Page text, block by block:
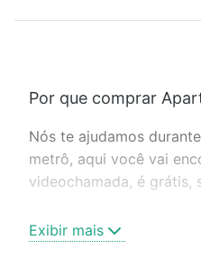
Por que comprar
Nós te ajudamos
metrô, aqui você vai
videochamada, é
Exibir mais